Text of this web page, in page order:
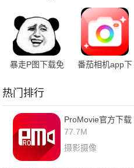
载安装手机版
暴走P图下载免
番茄相机app下
热门排行
ProMovie官方下载
77.7M
摄影摄像